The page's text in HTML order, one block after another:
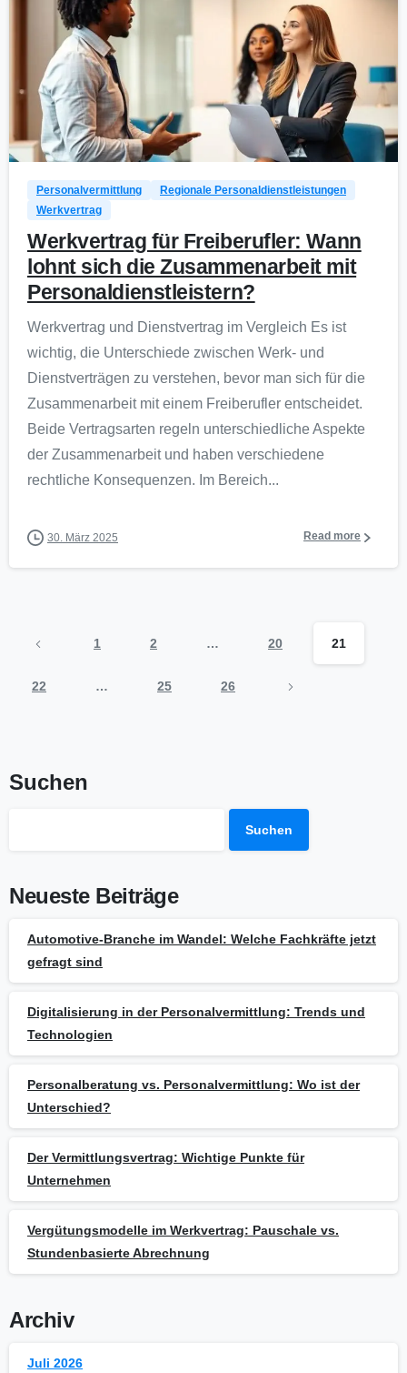
0
Personalvermittlung
Regionale Personaldienstleistungen
Werkvertrag
Werkvertrag für Freiberufler: Wann
lohnt sich die Zusammenarbeit mit
Personaldienstleistern?
Werkvertrag und Dienstvertrag im Vergleich Es ist
wichtig, die Unterschiede zwischen Werk- und
Dienstverträgen zu verstehen, bevor man sich für die
Zusammenarbeit mit einem Freiberufler entscheidet.
Beide Vertragsarten regeln unterschiedliche Aspekte
der Zusammenarbeit und haben verschiedene
rechtliche Konsequenzen. Im Bereich...
30. März 2025 Read more
1 2 … 20 21
22 … 25 26
Suchen
Suchen
Neueste Beiträge
Automotive-Branche im Wandel: Welche Fachkräfte jetzt
gefragt sind
Digitalisierung in der Personalvermittlung: Trends und
Technologien
Personalberatung vs. Personalvermittlung: Wo ist der
Unterschied?
Der Vermittlungsvertrag: Wichtige Punkte für
Unternehmen
Vergütungsmodelle im Werkvertrag: Pauschale vs.
Stundenbasierte Abrechnung
Archiv
Juli 2026